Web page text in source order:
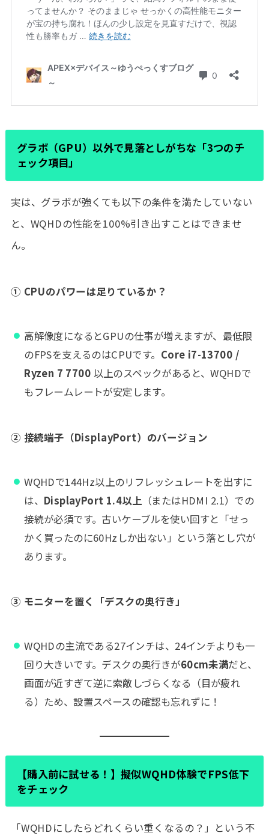
グラボ（GPU）以外で見落としがちな「3つのチ
ェック項目」
実は、グラボが強くても以下の条件を満たしていない
と、WQHDの性能を100%引き出すことはできませ
ん。
① CPUのパワーは足りているか？
高解像度になるとGPUの仕事が増えますが、最低限
のFPSを支えるのはCPUです。 Core i7-13700 /
Ryzen 7 7700 以上のスペックがあると、WQHDで
もフレームレートが安定します。
② 接続端子（DisplayPort）のバージョン
WQHDで144Hz以上のリフレッシュレートを出すに
は、 DisplayPort 1.4以上 （またはHDMI 2.1）での
接続が必須です。古いケーブルを使い回すと「せっ
かく買ったのに60Hzしか出ない」という落とし穴が
あります。
③ モニターを置く「デスクの奥行き」
WQHDの主流である27インチは、24インチよりも一
回り大きいです。デスクの奥行きが60cm未満だと、
画面が近すぎて逆に索敵しづらくなる（目が疲れ
る）ため、設置スペースの確認も忘れずに！
【購入前に試せる！】擬似WQHD体験でFPS低下
をチェック
「WQHDにしたらどれくらい重くなるの？」という不